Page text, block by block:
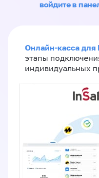
войдите в
Онлайн-касса для
этапы
индивидуальных